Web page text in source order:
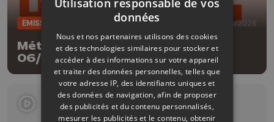
ÉMISSIONS 06/08/2026
Météo Edition de la mi-journée -
06/08/2026
Utilisation responsable de vos
données
Nous et nos partenaires utilisons des cookies
et des technologies similaires pour stocker et
accéder à des informations sur votre appareil
et traiter des données personnelles, telles que
votre adresse IP, des identifiants uniques et
des données de navigation, afin de proposer
des publicités et du contenu personnalisés,
mesurer les publicités et le contenu, obtenir